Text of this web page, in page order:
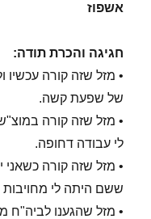
אשפוז
חגיגה והכרת תודה:
• מזל שזה קורה עכשיו
של שפעת קשה.
• מזל שזה קורה
לי עבודה דחופה.
• מזל שזה קורה
ששם היתה לי
• מזל שהגענו לביה"ח